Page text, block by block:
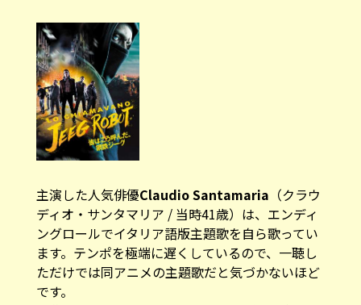
主演した人気俳優Claudio Santamaria （クラウ
ディオ・サンタマリア / 当時41歳）は、エンディ
ングロールでイタリア語版主題歌を自ら歌ってい
ます。テンポを極端に遅くしているので、一聴し
ただけでは同アニメの主題歌だと気づかないほど
です。